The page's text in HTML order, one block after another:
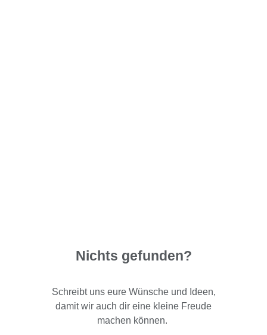
Nichts gefunden?
Schreibt uns eure Wünsche und Ideen,
damit wir auch dir eine kleine Freude
machen können.